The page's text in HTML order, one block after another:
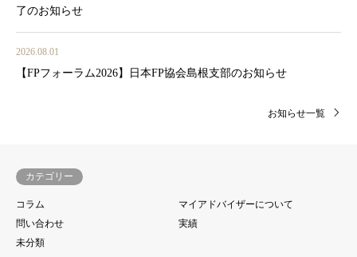
了のお知らせ
2026.08.01
【FPフォーラム2026】日本FP協会島根支部のお知らせ
お知らせ一覧
カテゴリー
コラム
マイアドバイザーについて
問い合わせ
実績
未分類